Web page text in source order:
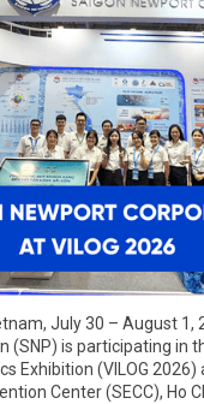
July 30 – August 1,
(SNP) is participating in
Exhibition (VILOG 2026)
Center (SECC), Ho